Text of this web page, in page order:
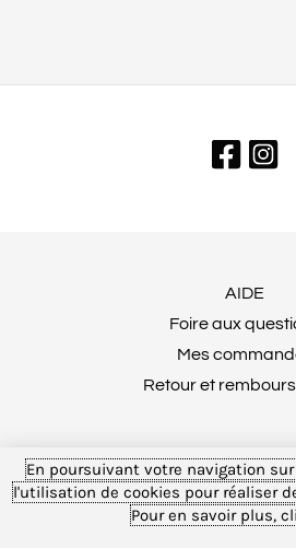
AIDE
Foire aux
Mes
Retour et
MENTIONS
Conditions générales
Tulika © 2025 Tous
En poursuivant votre navigation
l'utilisation de cookies pour réaliser
Pour en savoir plus,